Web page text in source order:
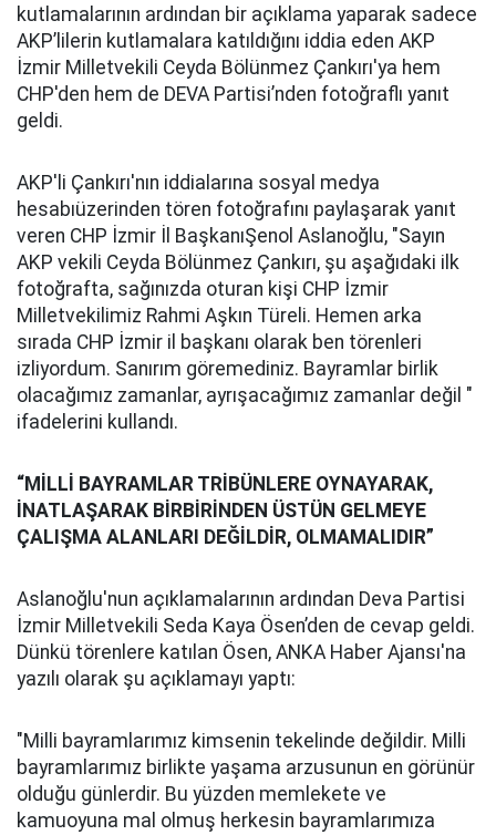
kutlamalarının ardından bir açıklama yaparak sadece
AKP’lilerin kutlamalara katıldığını iddia eden AKP
İzmir Milletvekili Ceyda Bölünmez Çankırı'ya hem
CHP'den hem de DEVA Partisi’nden fotoğraflı yanıt
geldi.
AKP'li Çankırı'nın iddialarına sosyal medya
hesabıüzerinden tören fotoğrafını paylaşarak yanıt
veren CHP İzmir İl BaşkanıŞenol Aslanoğlu, "Sayın
AKP vekili Ceyda Bölünmez Çankırı, şu aşağıdaki ilk
fotoğrafta, sağınızda oturan kişi CHP İzmir
Milletvekilimiz Rahmi Aşkın Türeli. Hemen arka
sırada CHP İzmir il başkanı olarak ben törenleri
izliyordum. Sanırım göremediniz. Bayramlar birlik
olacağımız zamanlar, ayrışacağımız zamanlar değil "
ifadelerini kullandı.
“MİLLİ BAYRAMLAR TRİBÜNLERE OYNAYARAK,
İNATLAŞARAK BİRBİRİNDEN ÜSTÜN GELMEYE
ÇALIŞMA ALANLARI DEĞİLDİR, OLMAMALIDIR”
Aslanoğlu'nun açıklamalarının ardından Deva Partisi
İzmir Milletvekili Seda Kaya Ösen’den de cevap geldi.
Dünkü törenlere katılan Ösen, ANKA Haber Ajansı'na
yazılı olarak şu açıklamayı yaptı:
"Milli bayramlarımız kimsenin tekelinde değildir. Milli
bayramlarımız birlikte yaşama arzusunun en görünür
olduğu günlerdir. Bu yüzden memlekete ve
kamuoyuna mal olmuş herkesin bayramlarımıza